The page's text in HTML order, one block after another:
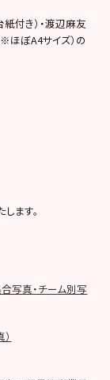
付き）・渡辺麻友
ほぼA4サイズ）の
ます。
写真・チーム別写